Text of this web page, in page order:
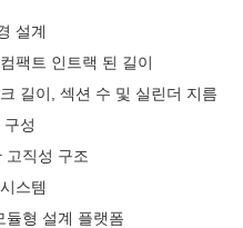
설계
팩트 인트랙 된 길이
길이, 섹션 수 및 실린더 지름
성
고직성 구조
스템
듈형 설계 플랫폼